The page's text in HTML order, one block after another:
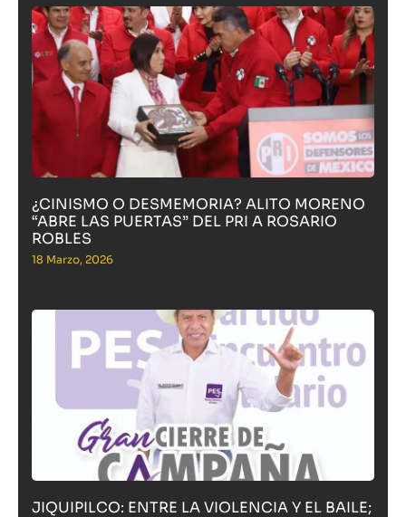
¿CINISMO O DESMEMORIA? ALITO MORENO
“ABRE LAS PUERTAS” DEL PRI A ROSARIO
ROBLES
18 Marzo, 2026
JIQUIPILCO: ENTRE LA VIOLENCIA Y EL BAILE;